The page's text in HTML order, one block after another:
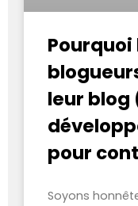
leur
pour
Soyons